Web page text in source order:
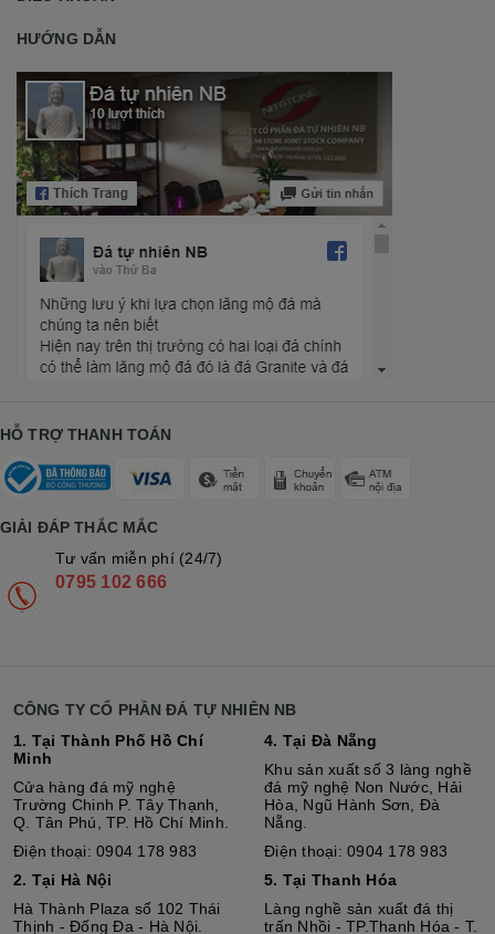
HƯỚNG DẪN
HỖ TRỢ THANH TOÁN
GIẢI ĐÁP THẮC MẮC
Tư vấn miễn phí (24/7)
0795 102 666
CÔNG TY CỔ PHẦN ĐÁ TỰ NHIÊN NB
1. Tại Thành Phố Hồ Chí
Minh
Cửa hàng đá mỹ nghệ
Trường Chinh P. Tây Thạnh,
Q. Tân Phú, TP. Hồ Chí Minh.
Điện thoại: 0904 178 983
2. Tại Hà Nội
Hà Thành Plaza số 102 Thái
Thịnh - Đống Đa - Hà Nội.
4. Tại Đà Nẵng
Khu sản xuất số 3 làng nghề
đá mỹ nghệ Non Nước, Hải
Hòa, Ngũ Hành Sơn, Đà
Nẵng.
Điện thoại: 0904 178 983
5. Tại Thanh Hóa
Làng nghề sản xuất đá thị
trấn Nhồi - TP.Thanh Hóa - T.